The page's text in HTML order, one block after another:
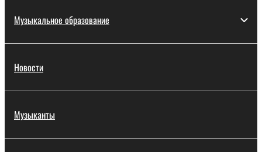
Музыкальное образование
Новости
Музыканты